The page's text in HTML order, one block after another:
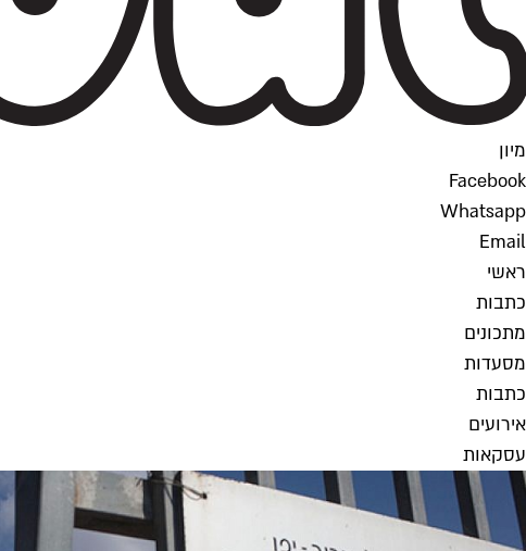
מיון
Facebook
Whatsapp
Email
ראשי
כתבות
מתכונים
מסעדות
כתבות
אירועים
עסקאות